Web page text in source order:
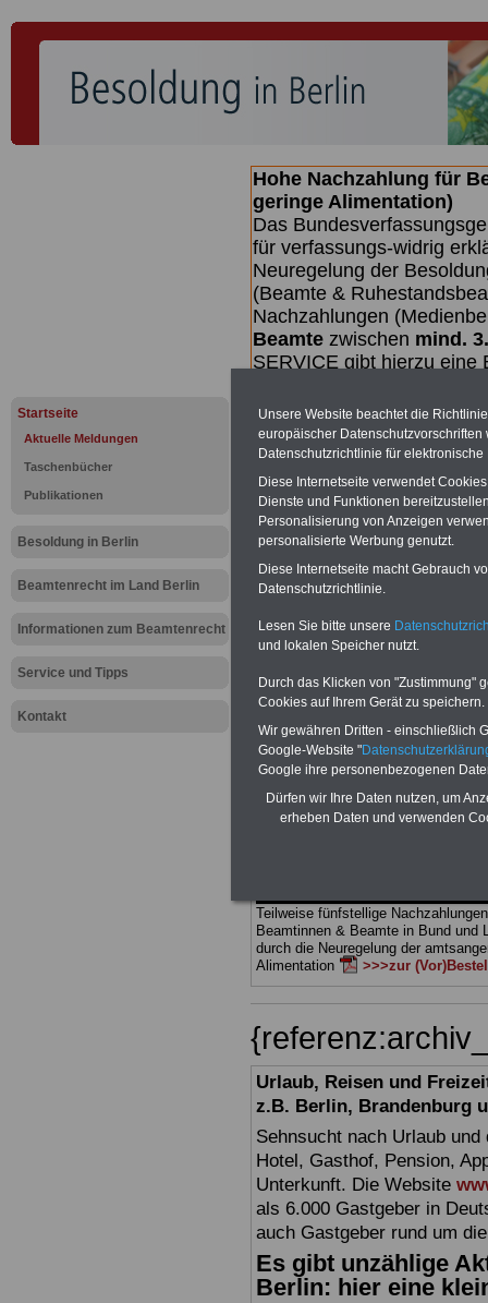
Startseite
Aktuelle Meldungen
Taschenbücher
Publikationen
Besoldung in Berlin
Beamtenrecht im Land Berlin
Informationen zum Beamtenrecht
Service und Tipps
Kontakt
Hohe Nachzahlung für
geringe Alimentation)
Das
für verfassungs-widrig
Neuregelung der
(Beamte &
Nachzahlungen
Beamte zwischen mind.
SERVICE gibt hierzu eine
wird (wahrscheinlich im
Broschüre.
Meldung
Appell der
BEHÖRDEN-ABOmit drei
und Beamte, Beamten-
(Bund/Länder) sowie Beihilferecht in
Ländern. Alle drei Ratgeber sind
Sachverhalte verständlich (auch für
terinnen und Mitarbeiter des
Teilweise fünfstellige
Beamtinnen & Beamte in Bund und
durch die Neuregelung der
Alimentation
>>>zur
Urlaub, Reisen und
z.B. Berlin, Brandenburg
Sehnsucht nach Urlaub
Hotel, Gasthof, Pension,
Unterkunft. Die Website
als 6.000 Gastgeber in
auch Gastgeber rund um
Es gibt unzählige
Berlin: hier eine
Unsere Website beachtet die
europäischer
Datenschutzrichtlinie für
Diese Internetseite verwendet
Dienste und Funktionen
Personalisierung von Anzeigen
personalisierte Werbung genutzt.
Diese Internetseite macht Gebrauch
Datenschutzrichtlinie.
Lesen Sie bitte unsere
und lokalen Speicher nutzt.
Durch das Klicken von "Zustimmung"
Cookies auf Ihrem Gerät zu speichern.
Wir gewähren Dritten - einschließlich
Google-Website "
Google ihre personenbezogenen
Dürfen wir Ihre Daten nutzen, um
erheben Daten und verwenden